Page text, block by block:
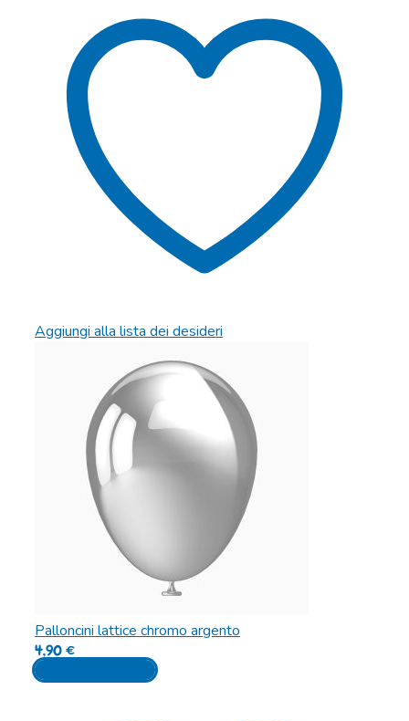
Aggiungi alla lista dei desideri
Palloncini lattice chromo argento
4,90€
Aggiungi al carrello